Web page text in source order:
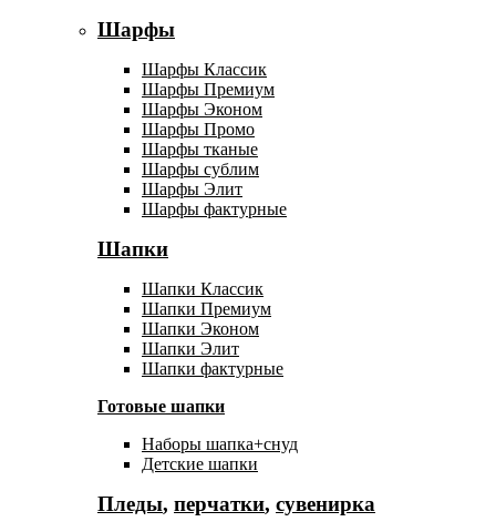
Шарфы
Шарфы Классик
Шарфы Премиум
Шарфы Эконом
Шарфы Промо
Шарфы тканые
Шарфы сублим
Шарфы Элит
Шарфы фактурные
Шапки
Шапки Классик
Шапки Премиум
Шапки Эконом
Шапки Элит
Шапки фактурные
Готовые шапки
Наборы шапка+снуд
Детские шапки
Пледы, перчатки, сувенирка